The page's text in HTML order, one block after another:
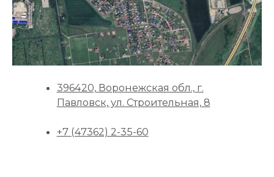
396420, Воронежская обл., г.
Павловск, ул. Строительная, 8
+7 (47362) 2-35-60